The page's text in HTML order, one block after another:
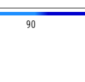
90